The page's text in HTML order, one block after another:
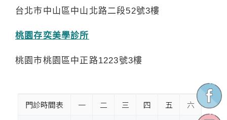
台北市中山區中山北路二段52號3樓
桃園存奕美學診所
桃園市桃園區中正路1223號3樓
門診時間表 一 二 三 四 五 六